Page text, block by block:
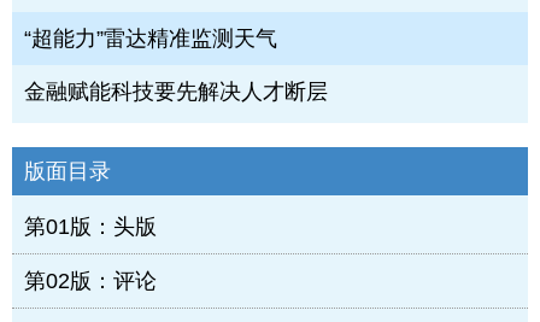
“超能力”雷达精准监测天气
金融赋能科技要先解决人才断层
版面目录
第01版：头版
第02版：评论